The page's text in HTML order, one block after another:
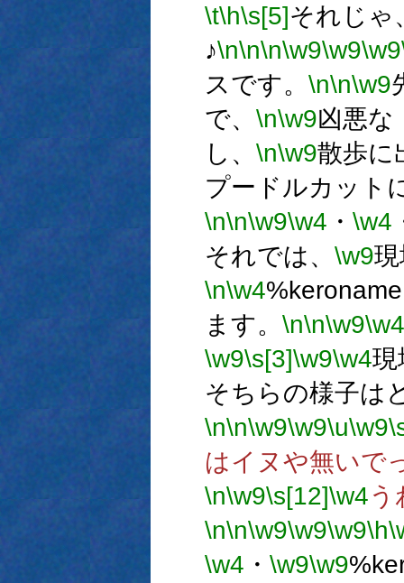
\t\h\s[5]それじゃ
♪\n\n\n\w9\w9\w9
スです。 \n\n\w9
で、 \n\w9凶悪な
し、 \n\w9散歩に
プードルカット
\n\n\w9\w4 ・ \w4
それでは、 \w9
\n\w4
ます。 \n\n\w9\w4
\w9\s[3]\w9\w4現
そちらの様子は
\n\n\w9\w9\u\w9
はイヌや無いで
\n\w9\s[12]\w4う
\n\n\w9\w9\w9\h
\w4 ・ \w9\w9